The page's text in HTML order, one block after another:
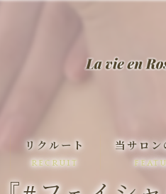
リクルート
RECRUIT
当サロン